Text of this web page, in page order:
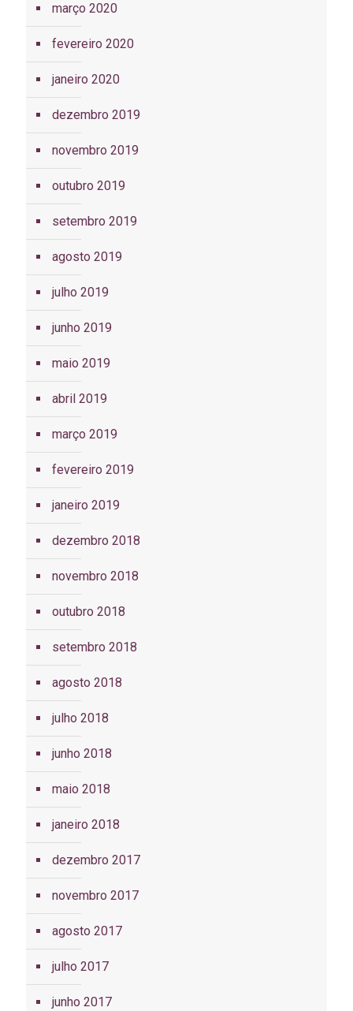
março 2020
fevereiro 2020
janeiro 2020
dezembro 2019
novembro 2019
outubro 2019
setembro 2019
agosto 2019
julho 2019
junho 2019
maio 2019
abril 2019
março 2019
fevereiro 2019
janeiro 2019
dezembro 2018
novembro 2018
outubro 2018
setembro 2018
agosto 2018
julho 2018
junho 2018
maio 2018
janeiro 2018
dezembro 2017
novembro 2017
agosto 2017
julho 2017
junho 2017